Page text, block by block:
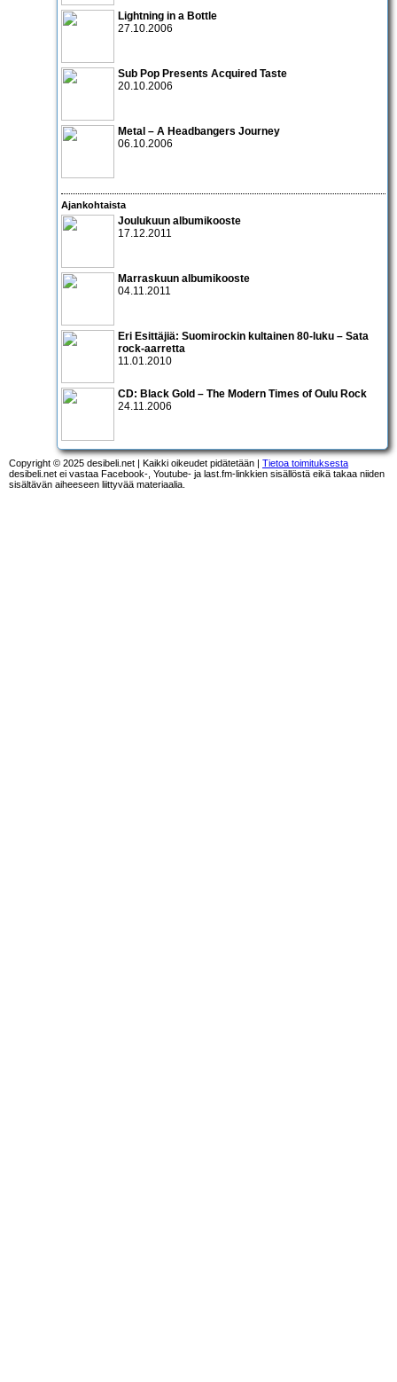
Lightning in a Bottle
27.10.2006
Sub Pop Presents Acquired Taste
20.10.2006
Metal – A Headbangers Journey
06.10.2006
Ajankohtaista
Joulukuun albumikooste
17.12.2011
Marraskuun albumikooste
04.11.2011
Eri Esittäjiä: Suomirockin kultainen 80-luku – Sata
rock-aarretta
11.01.2010
CD: Black Gold – The Modern Times of Oulu Rock
24.11.2006
Copyright © 2025 desibeli.net | Kaikki oikeudet pidätetään | Tietoa toimituksesta
desibeli.net ei vastaa Facebook-, Youtube- ja last.fm-linkkien sisällöstä eikä takaa niiden
sisältävän aiheeseen liittyvää materiaalia.